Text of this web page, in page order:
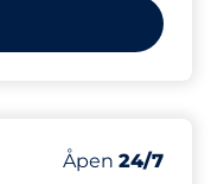
Antall
27
HC
2
Torsdag&nbsp
Åpen 24/7